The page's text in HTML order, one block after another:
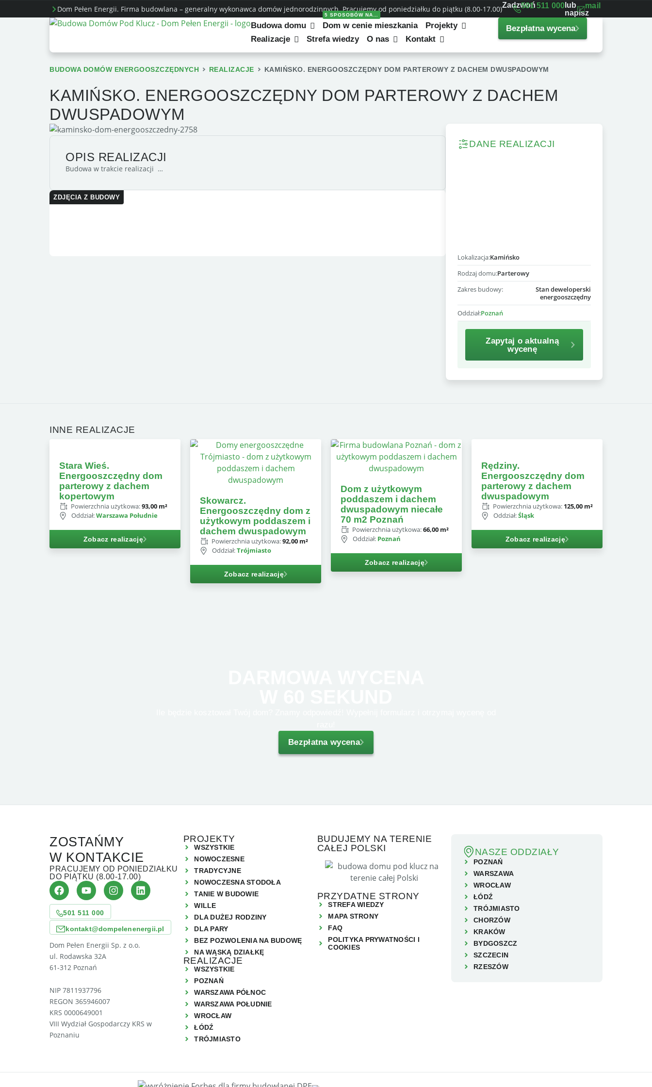
Dom Pełen Energii. Firma budowlana – generalny wykonawca domów jednorodzinnych. Pracujemy od poniedziałku do piątku (8.00-17.00)Zadzwoń501 511 000 lub
napisz
mail
Budowa domu
5 SPOSOBÓW NA…
Dom w cenie mieszkania
Projekty
Realizacje
Strefa wiedzy O nas Kontakt
Bezpłatna wycena
BUDOWA DOMÓW ENERGOOSZCZĘDNYCH REALIZACJE KAMIŃSKO. ENERGOOSZCZĘDNY DOM PARTEROWY Z DACHEM DWUSPADOWYM
KAMIŃSKO. ENERGOOSZCZĘDNY DOM PARTEROWY Z DACHEM
DWUSPADOWYM
OPIS REALIZACJI
Budowa w trakcie realizacji …
ZDJĘCIA Z BUDOWY
DANE REALIZACJI
Lokalizacja:Kamińsko
Rodzaj domu:Parterowy
Zakres budowy:
Stan deweloperski
energooszczędny
Oddział:Poznań
Zapytaj o aktualną
wycenę
INNE REALIZACJE
Stara Wieś.
Energooszczędny dom
parterowy z dachem
kopertowym
Powierzchnia użytkowa:93,00 m²
Oddział:Warszawa Południe
Zobacz realizację
Skowarcz.
Energooszczędny dom z
użytkowym poddaszem i
dachem dwuspadowym
Powierzchnia użytkowa:92,00 m²
Oddział:Trójmiasto
Zobacz realizację
Dom z użytkowym
poddaszem i dachem
dwuspadowym niecałe
70 m2 Poznań
Powierzchnia użytkowa:66,00 m²
Oddział: Poznań
Zobacz realizację
Rędziny.
Energooszczędny dom
parterowy z dachem
dwuspadowym
Powierzchnia użytkowa: 125,00 m²
Oddział:Śląsk
Zobacz realizację
Bezpłatna wycena
ZOSTAŃMY
W KONTAKCIE
PRACUJEMY OD PONIEDZIAŁKU
DO PIĄTKU (8.00-17.00)
501 511 000
kontakt@dompelenenergii.pl
Dom Pełen Energii Sp. z o.o.
ul. Rodawska 32A
61-312 Poznań
NIP 7811937796
REGON 365946007
KRS 0000649001
VIII Wydział Gospodarczy KRS w
Poznaniu
PROJEKTY
WSZYSTKIE
NOWOCZESNE
TRADYCYJNE
NOWOCZESNA STODOŁA
TANIE W BUDOWIE
WILLE
DLA DUŻEJ RODZINY
DLA PARY
BEZ POZWOLENIA NA BUDOWĘ
NA WĄSKĄ DZIAŁKĘ
REALIZACJE
WSZYSTKIE
POZNAŃ
WARSZAWA PÓŁNOC
WARSZAWA POŁUDNIE
WROCŁAW
ŁÓDŹ
TRÓJMIASTO
BUDUJEMY NA TERENIE
CAŁEJ POLSKI
PRZYDATNE STRONY
STREFA WIEDZY
MAPA STRONY
FAQ
POLITYKA PRYWATNOŚCI I
COOKIES
NASZE ODDZIAŁY
POZNAŃ
WARSZAWA
WROCŁAW
ŁÓDŹ
TRÓJMIASTO
CHORZÓW
KRAKÓW
BYDGOSZCZ
SZCZECIN
RZESZÓW